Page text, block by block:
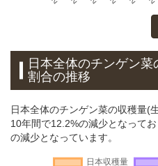
日本全体のチンゲン
割合の推移
日本全体のチンゲン菜の収穫量(
10年間で12.2%の減少となって
の減少となっています。